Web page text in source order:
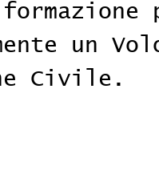
un
Civile.